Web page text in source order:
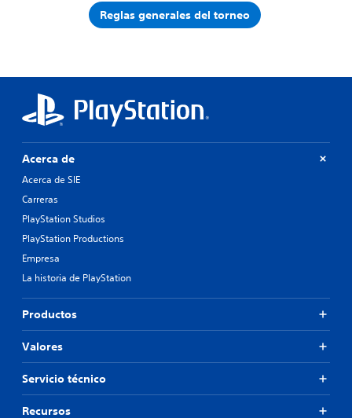
Reglas generales del torneo
Acerca de
Acerca de SIE
Carreras
PlayStation Studios
PlayStation Productions
Empresa
La historia de PlayStation
Productos
Valores
Servicio técnico
Recursos